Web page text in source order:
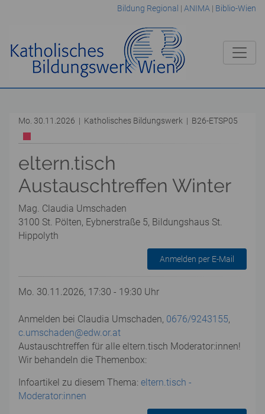
Bildung Regional | ANIMA | Biblio-Wien
Mo. 30.11.2026 | Katholisches Bildungswerk | B26-ETSP05
eltern.tisch
Austauschtreffen Winter
Mag. Claudia Umschaden
3100 St. Pölten, Eybnerstraße 5, Bildungshaus St.
Hippolyth
Anmelden per E-Mail
Mo. 30.11.2026, 17:30 - 19:30 Uhr
Anmelden bei Claudia Umschaden, 0676/9243155,
c.umschaden@edw.or.at
Austauschtreffen für alle eltern.tisch Moderator:innen!
Wir behandeln die Themenbox:
Infoartikel zu diesem Thema: eltern.tisch -
Moderator:innen